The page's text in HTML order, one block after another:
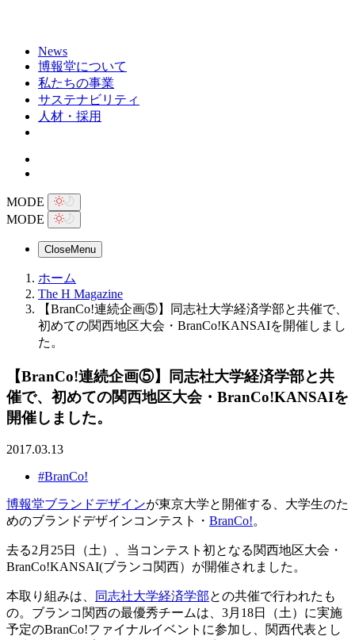
News
博報堂について
私たちの事業
サステナビリティ
人材・採用
MODE
MODE
CloseMenu
ホーム
The H Magazine
【BranCo!連続企画⑤】同志社大学経済学部と共催で、
初めての関西地区大会・BranCo!KANSAIを開催しまし
た。
【BranCo!連続企画⑤】同志社大学経済学部と共
催で、初めての関西地区大会・BranCo!KANSAIを
開催しました。
2017.03.13
#BranCo!
博報堂ブランドデザインが東京大学と開催する、大学生のた
めのブランドデザインコンテスト・ BranCo!。
去る2月25日（土）、当コンテスト初となる関西地区大会・
BranCo!KANSAI(ブランコ関西）が開催されました。
本取り組みは、 同志社大学経済学部との共催で行われたも
の。ブランコ関西の最優秀チームは、3月18日（土）に実施
予定のBranCo!ファイナルイベントに参加し、関西代表とし